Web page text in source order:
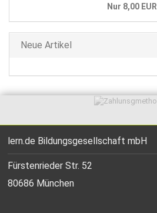
Nur 8,00 EUR
Neue Artikel
lern.de Bildungsgesellschaft mbH
Fürstenrieder Str. 52
80686 München